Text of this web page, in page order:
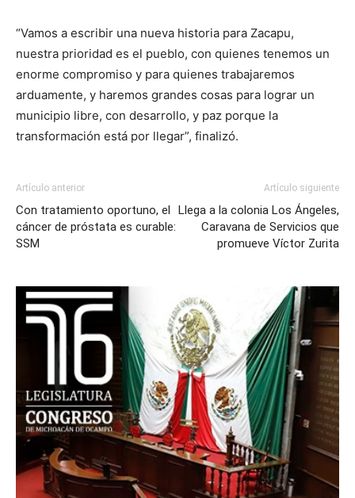
“Vamos a escribir una nueva historia para Zacapu,
nuestra prioridad es el pueblo, con quienes tenemos un
enorme compromiso y para quienes trabajaremos
arduamente, y haremos grandes cosas para lograr un
municipio libre, con desarrollo, y paz porque la
transformación está por llegar”, finalizó.
Artículo anterior
Con tratamiento oportuno, el
cáncer de próstata es curable:
SSM
Artículo siguiente
Llega a la colonia Los Ángeles,
Caravana de Servicios que
promueve Víctor Zurita